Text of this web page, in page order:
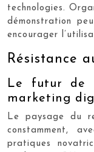
technologies.
démonstration
encourager
Résistance
Le futur de
marketing
Le paysage du
constamment,
pratiques